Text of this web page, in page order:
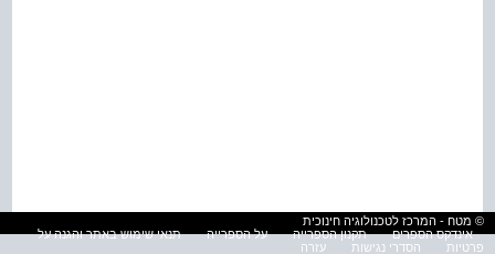
© מטח - המרכז לטכנולוגיה חינוכית
אינדקס הספרים
תקנון הספרייה על הספרייה
תנאי שימוש באתר והגנה על
פרטיות
הסדרי נגישות עזרה